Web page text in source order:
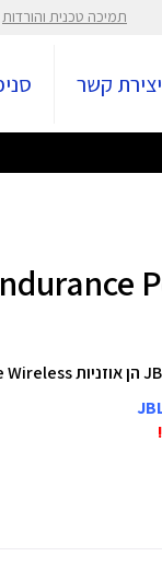
תמיכה טכנית והורדות
יצירת קשר